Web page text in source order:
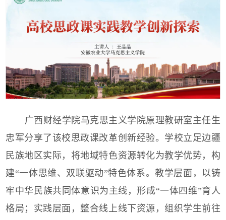
广西财经学院马克思主义学院原理教研室主任生
忠军分享了该校思政课改革创新经验。学校立足边疆
民族地区实际，将地域特色资源转化为教学优势，构
建“一体思维、双联驱动”特色体系。教学层面，以铸
牢中华民族共同体意识为主线，形成“一体四维”育人
格局；实践层面，整合线上线下资源，组织学生前往